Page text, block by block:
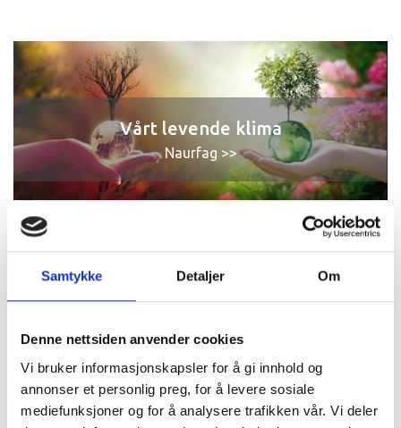
Samtykke Detaljer Om
Denne nettsiden anvender cookies
Vi bruker informasjonskapsler for å gi innhold og
annonser et personlig preg, for å levere sosiale
mediefunksjoner og for å analysere trafikken vår. Vi deler
Vårt levende klima
Naurfag >>
Fem om dagen
Folkehelse og livsmestring >>